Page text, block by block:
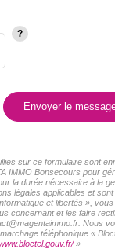
Envoyer le
sur ce formulaire sont
IMMO Bonsecours pour
la durée nécessaire à la
légales applicables et
et libertés »,
concernant et les faire
Nous
téléphonique «
»